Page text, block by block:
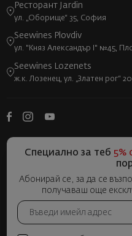
Ресторант Jardin
ул. „Оборище“ 35, София
Seewines Plovdiv
ул. "Княз Александър I" №45,
Seewines Lozenets
ж.к. Лозенец, ул. „Златен рог“
Специално за теб 5%
Абонирай се, за да се
получаваш още